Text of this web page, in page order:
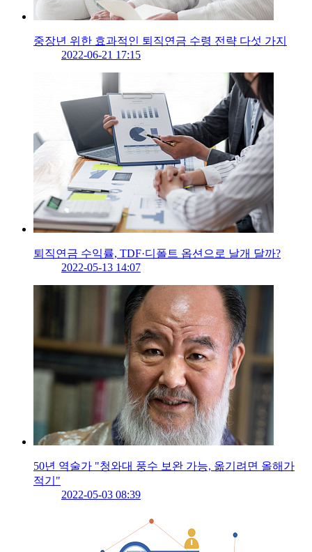
중장년 위한 효과적인 퇴직연금 수령 전략 다섯 가지
2022-06-21 17:15
퇴직연금 수익률, TDF·디폴트 옵션으로 날개 달까?
2022-05-13 14:07
50년 역술가 "청와대 풍수 보완 가능, 옮기려면 올해가
적기"
2022-05-03 08:39